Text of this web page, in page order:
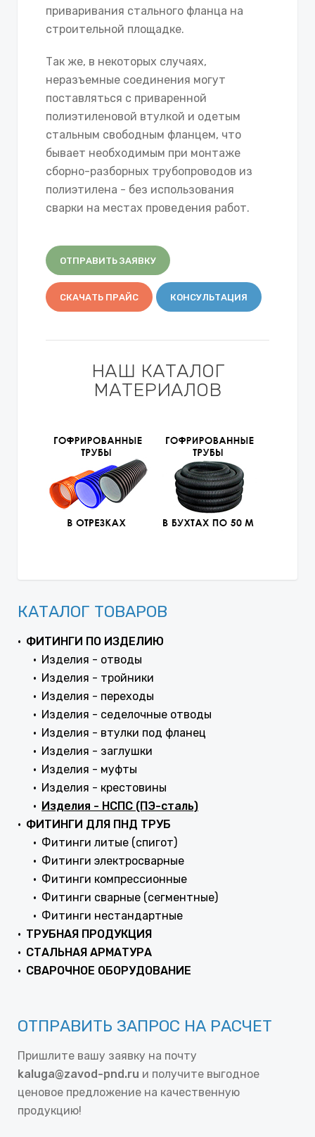
приваривания стального фланца на
строительной площадке.
Так же, в некоторых случаях,
неразъемные соединения могут
поставляться с приваренной
полиэтиленовой втулкой и одетым
стальным свободным фланцем, что
бывает необходимым при монтаже
сборно-разборных трубопроводов из
полиэтилена - без использования
сварки на местах проведения работ.
ОТПРАВИТЬ ЗАЯВКУ
СКАЧАТЬ ПРАЙС КОНСУЛЬТАЦИЯ
НАШ КАТАЛОГ
МАТЕРИАЛОВ
КАТАЛОГ ТОВАРОВ
ФИТИНГИ ПО ИЗДЕЛИЮ
Изделия - отводы
Изделия - тройники
Изделия - переходы
Изделия - седелочные отводы
Изделия - втулки под фланец
Изделия - заглушки
Изделия - муфты
Изделия - крестовины
Изделия - НСПС (ПЭ-сталь)
ФИТИНГИ ДЛЯ ПНД ТРУБ
Фитинги литые (спигот)
Фитинги электросварные
Фитинги компрессионные
Фитинги сварные (сегментные)
Фитинги нестандартные
ТРУБНАЯ ПРОДУКЦИЯ
СТАЛЬНАЯ АРМАТУРА
СВАРОЧНОЕ ОБОРУДОВАНИЕ
ОТПРАВИТЬ ЗАПРОС НА РАСЧЕТ
Пришлите вашу заявку на почту
kaluga@zavod-pnd.ru и получите выгодное
ценовое предложение на качественную
продукцию!